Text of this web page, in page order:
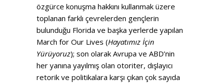
özgürce konuşma hakkını kullanmak üzere
toplanan farklı çevrelerden gençlerin
bulunduğu Florida ve başka yerlerde yapılan
March for Our Lives (Hayatımız İçin
Yürüyoruz); son olarak Avrupa ve ABD’nin
her yanına yayılmış olan otoriter, dışlayıcı
retorik ve politikalara karşı çıkan çok sayıda